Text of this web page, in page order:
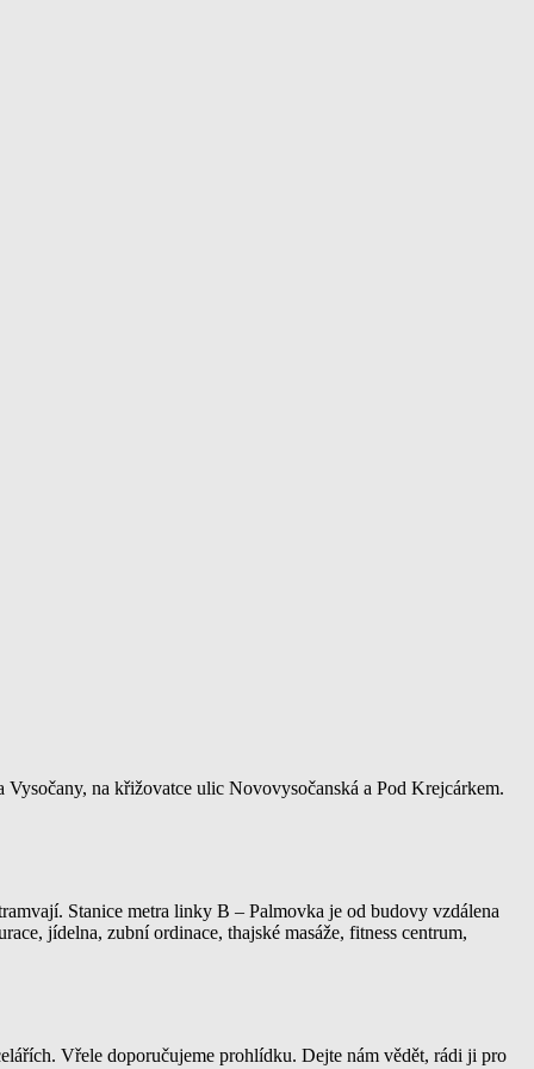
na křižovatce ulic Novovysočanská a Pod Krejcárkem.
Stanice metra linky B – Palmovka je od budovy vzdálena
jídelna, zubní ordinace, thajské masáže, fitness centrum,
Vřele doporučujeme prohlídku. Dejte nám vědět, rádi ji pro